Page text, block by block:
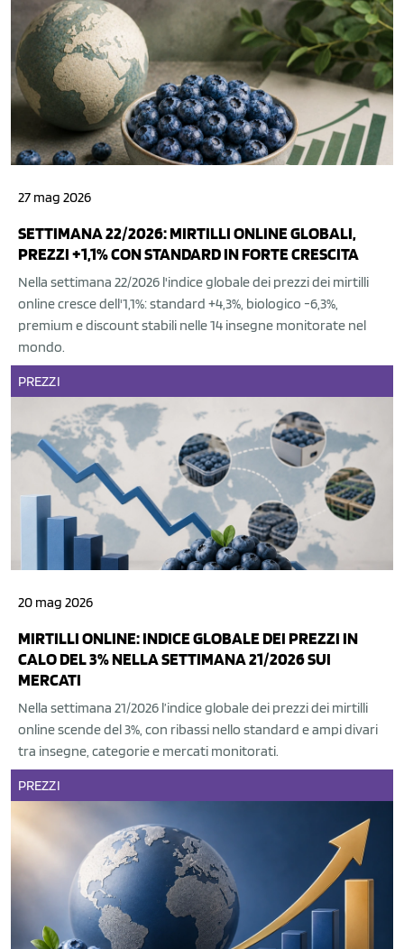
27 mag 2026
SETTIMANA 22/2026: MIRTILLI ONLINE GLOBALI,
PREZZI +1,1% CON STANDARD IN FORTE CRESCITA
Nella settimana 22/2026 l'indice globale dei prezzi dei mirtilli
online cresce dell'1,1%: standard +4,3%, biologico -6,3%,
premium e discount stabili nelle 14 insegne monitorate nel
mondo.
PREZZI
20 mag 2026
MIRTILLI ONLINE: INDICE GLOBALE DEI PREZZI IN
CALO DEL 3% NELLA SETTIMANA 21/2026 SUI
MERCATI
Nella settimana 21/2026 l’indice globale dei prezzi dei mirtilli
online scende del 3%, con ribassi nello standard e ampi divari
tra insegne, categorie e mercati monitorati.
PREZZI